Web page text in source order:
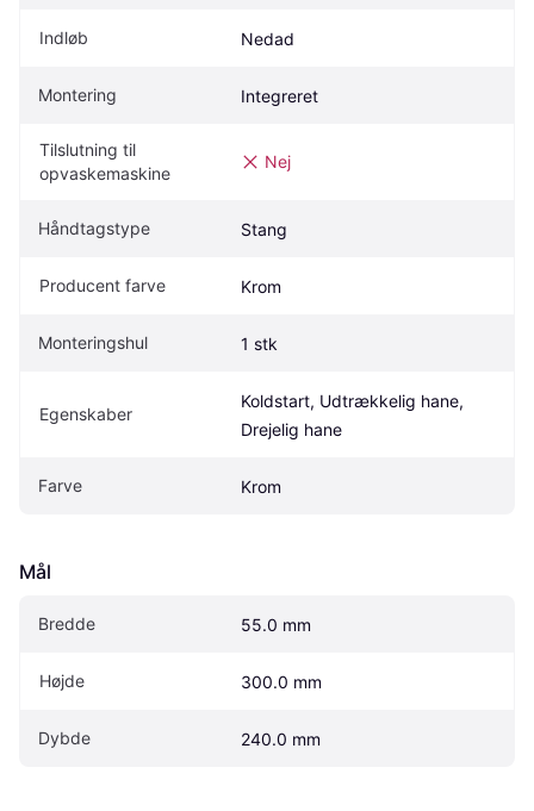
Indløb Nedad
Montering Integreret
Tilslutning til
opvaskemaskine
Nej
Håndtagstype Stang
Producent farve Krom
Monteringshul 1 stk
Egenskaber
Koldstart, Udtrækkelig hane,
Drejelig hane
Farve Krom
Mål
Bredde 55.0 mm
Højde 300.0 mm
Dybde 240.0 mm